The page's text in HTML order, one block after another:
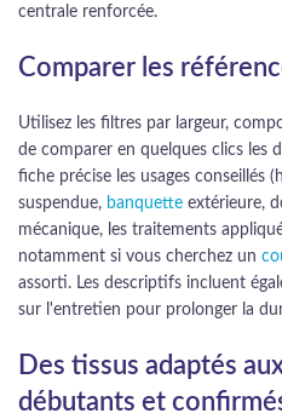
centrale renforcée.
Comparer les
Utilisez les filtres par largeur,
de comparer en quelques clics les
fiche précise les usages conseillés
suspendue, banquette extérieure,
mécanique, les traitements
notamment si vous cherchez un
assorti. Les descriptifs incluent
sur l'entretien pour prolonger la
Des tissus adaptés
débutants et